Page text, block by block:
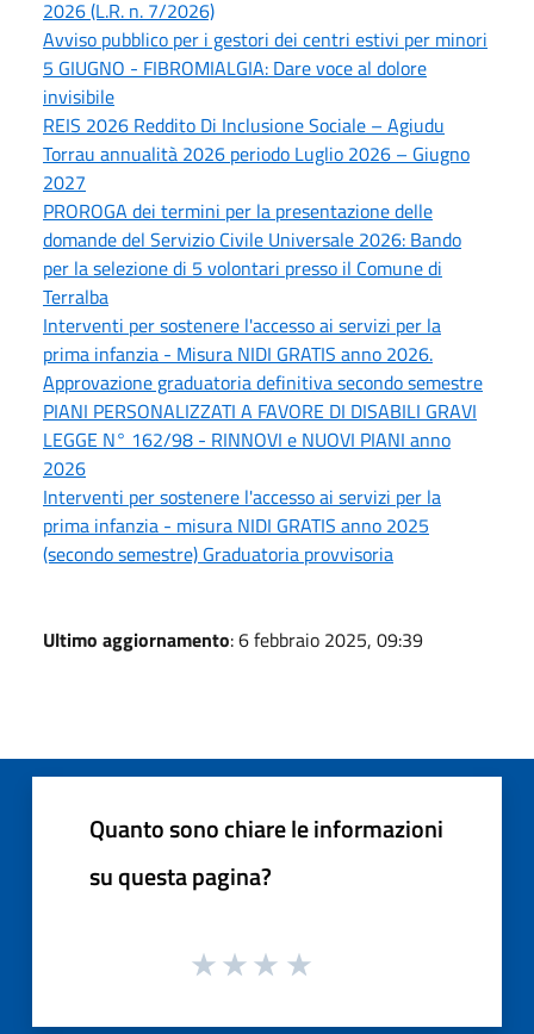
2026 (L.R. n. 7/2026)
Avviso pubblico per i gestori dei centri estivi per minori
5 GIUGNO - FIBROMIALGIA: Dare voce al dolore
invisibile
REIS 2026 Reddito Di Inclusione Sociale – Agiudu
Torrau annualità 2026 periodo Luglio 2026 – Giugno
2027
PROROGA dei termini per la presentazione delle
domande del Servizio Civile Universale 2026: Bando
per la selezione di 5 volontari presso il Comune di
Terralba
Interventi per sostenere l'accesso ai servizi per la
prima infanzia - Misura NIDI GRATIS anno 2026.
Approvazione graduatoria definitiva secondo semestre
PIANI PERSONALIZZATI A FAVORE DI DISABILI GRAVI
LEGGE N° 162/98 - RINNOVI e NUOVI PIANI anno
2026
Interventi per sostenere l'accesso ai servizi per la
prima infanzia - misura NIDI GRATIS anno 2025
(secondo semestre) Graduatoria provvisoria
Ultimo aggiornamento: 6 febbraio 2025, 09:39
Quanto sono chiare le informazioni
su questa pagina?